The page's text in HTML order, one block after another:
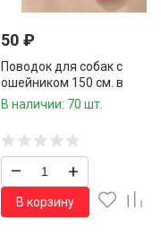
50 ₽
Поводок для собак с
ошейником 150 см. в
ассортименте 1 шт.
В наличии: 70 шт.
– +
В корзину